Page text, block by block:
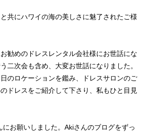
共にハワイの海の美しさに魅了されたご様
お勧めのドレスレンタル会社様にお世話にな
二次会も含め、大変お世話になりました。
のロケーションを鑑み、ドレスサロンのご
ドレスをご紹介して下さり、私もひと目見
にお願いしました。Akiさんのブログをずっ